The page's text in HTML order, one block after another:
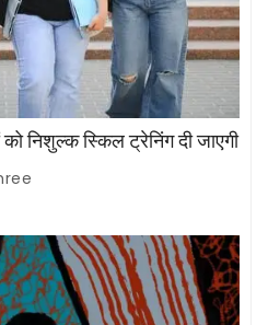
निशुल्क स्किल ट्रेनिंग दी जाएगी